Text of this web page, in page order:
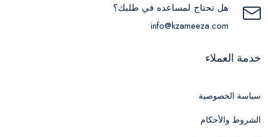
هل تحتاج لمساعده في طلبك؟
info@kzameeza.com
خدمة العملاء
سياسة الخصوصية
الشروط والأحكام